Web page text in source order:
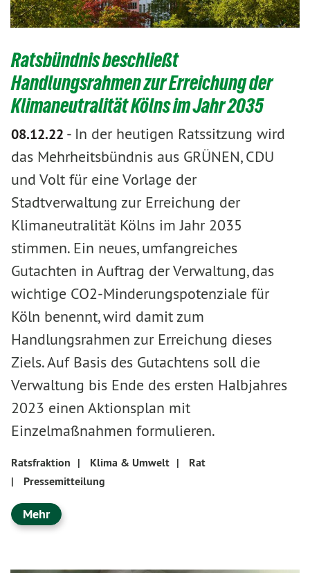
Ratsbündnis beschließt
Handlungsrahmen zur Erreichung der
Klimaneutralität Kölns im Jahr 2035
08.12.22 - In der heutigen Ratssitzung wird
das Mehrheitsbündnis aus GRÜNEN, CDU
und Volt für eine Vorlage der
Stadtverwaltung zur Erreichung der
Klimaneutralität Kölns im Jahr 2035
stimmen. Ein neues, umfangreiches
Gutachten in Auftrag der Verwaltung, das
wichtige CO2-Minderungspotenziale für
Köln benennt, wird damit zum
Handlungsrahmen zur Erreichung dieses
Ziels. Auf Basis des Gutachtens soll die
Verwaltung bis Ende des ersten Halbjahres
2023 einen Aktionsplan mit
Einzelmaßnahmen formulieren.
Ratsfraktion | Klima & Umwelt |
Rat
|
Pressemitteilung
Mehr